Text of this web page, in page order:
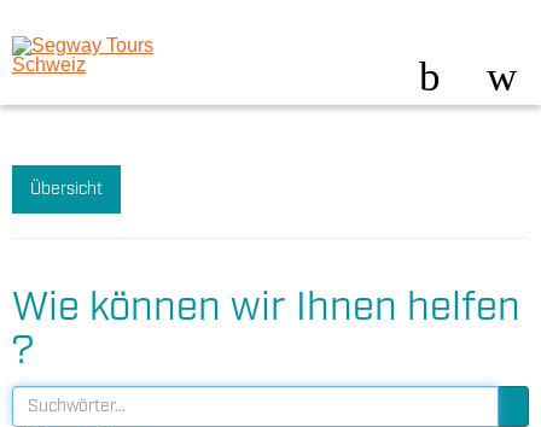
Übersicht
Wie können wir Ihnen helfen
?